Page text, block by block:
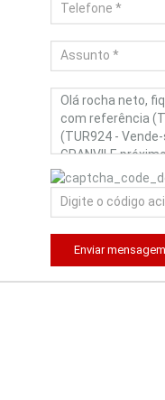
Enviar mensagem